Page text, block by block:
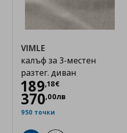
VIMLE
калъф за 3-местен
разтег. диван
189,18€
Цена
370,00лв
950 точки